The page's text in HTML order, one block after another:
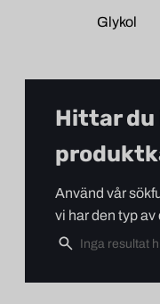
Glykol
Hittar
Använd vår
vi har den typ av